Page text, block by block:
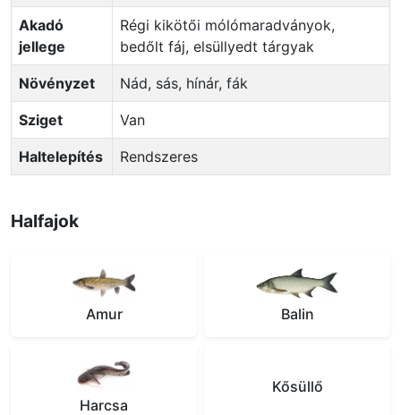
Akadó
jellege
Régi kikötői mólómaradványok,
bedőlt fáj, elsüllyedt tárgyak
Növényzet Nád, sás, hínár, fák
Sziget Van
Haltelepítés Rendszeres
Halfajok
Amur Balin
Harcsa
Kősüllő